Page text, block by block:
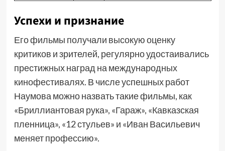
Успехи и признание
Его фильмы получали высокую оценку
критиков и зрителей, регулярно удостаивались
престижных наград на международных
кинофестивалях. В числе успешных работ
Наумова можно назвать такие фильмы, как
«Бриллиантовая рука», «Гараж», «Кавказская
пленница», «12 стульев» и «Иван Васильевич
меняет профессию».